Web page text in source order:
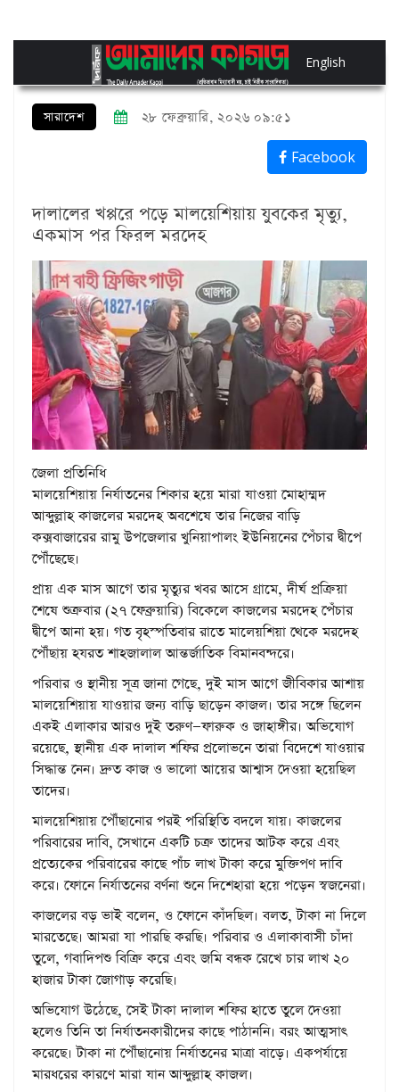
English
সারাদেশ ২৮ ফেব্রুয়ারি, ২০২৬ ০৯:৫১
Facebook
দালালের খপ্পরে পড়ে মালয়েশিয়ায় যুবকের মৃত্যু,
একমাস পর ফিরল মরদেহ
জেলা প্রতিনিধি
মালয়েশিয়ায় নির্যাতনের শিকার হয়ে মারা যাওয়া মোহাম্মদ
আব্দুল্লাহ কাজলের মরদেহ অবশেষে তার নিজের বাড়ি
কক্সবাজারের রামু উপজেলার খুনিয়াপালং ইউনিয়নের পেঁচার দ্বীপে
পৌঁছেছে।
প্রায় এক মাস আগে তার মৃত্যুর খবর আসে গ্রামে, দীর্ঘ প্রক্রিয়া
শেষে শুক্রবার (২৭ ফেব্রুয়ারি) বিকেলে কাজলের মরদেহ পেঁচার
দ্বীপে আনা হয়। গত বৃহস্পতিবার রাতে মালেয়শিয়া থেকে মরদেহ
পৌঁছায় হযরত শাহজালাল আন্তর্জাতিক বিমানবন্দরে।
পরিবার ও স্থানীয় সূত্র জানা গেছে, দুই মাস আগে জীবিকার আশায়
মালয়েশিয়ায় যাওয়ার জন্য বাড়ি ছাড়েন কাজল। তার সঙ্গে ছিলেন
একই এলাকার আরও দুই তরুণ—ফারুক ও জাহাঙ্গীর। অভিযোগ
রয়েছে, স্থানীয় এক দালাল শফির প্রলোভনে তারা বিদেশে যাওয়ার
সিদ্ধান্ত নেন। দ্রুত কাজ ও ভালো আয়ের আশ্বাস দেওয়া হয়েছিল
তাদের।
মালয়েশিয়ায় পৌঁছানোর পরই পরিস্থিতি বদলে যায়। কাজলের
পরিবারের দাবি, সেখানে একটি চক্র তাদের আটক করে এবং
প্রত্যেকের পরিবারের কাছে পাঁচ লাখ টাকা করে মুক্তিপণ দাবি
করে। ফোনে নির্যাতনের বর্ণনা শুনে দিশেহারা হয়ে পড়েন স্বজনেরা।
কাজলের বড় ভাই বলেন, ও ফোনে কাঁদছিল। বলত, টাকা না দিলে
মারতেছে। আমরা যা পারছি করছি। পরিবার ও এলাকাবাসী চাঁদা
তুলে, গবাদিপশু বিক্রি করে এবং জমি বন্ধক রেখে চার লাখ ২০
হাজার টাকা জোগাড় করেছি।
অভিযোগ উঠেছে, সেই টাকা দালাল শফির হাতে তুলে দেওয়া
হলেও তিনি তা নির্যাতনকারীদের কাছে পাঠাননি। বরং আত্মসাৎ
করেছে। টাকা না পৌঁছানোয় নির্যাতনের মাত্রা বাড়ে। একপর্যায়ে
মারধরের কারণে মারা যান আব্দুল্লাহ কাজল।